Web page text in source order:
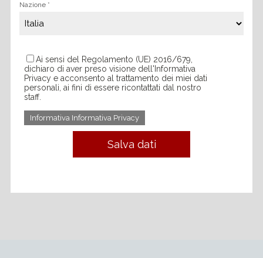
Nazione *
Ai sensi del Regolamento (UE) 2016/679,
dichiaro di aver preso visione dell'Informativa
Privacy e acconsento al trattamento dei miei dati
personali, ai fini di essere ricontattati dal nostro
staff.
Informativa Informativa Privacy
Salva dati